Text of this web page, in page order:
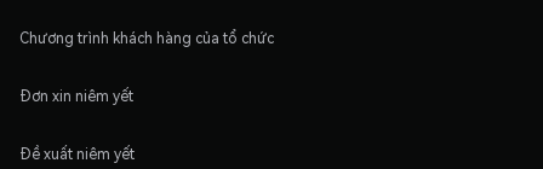
Chương trình khách hàng của tổ chức
Đơn xin niêm yết
Đề xuất niêm yết